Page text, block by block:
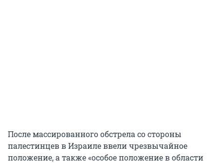
После массированного обстрела со стороны
палестинцев в Израиле ввели чрезвычайное
положение, а также «особое положение в области